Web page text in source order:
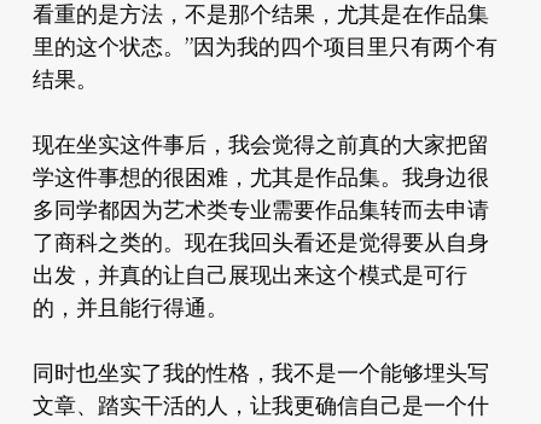
看重的是方法，不是那个结果，尤其是在作品集
里的这个状态。”因为我的四个项目里只有两个有
结果。
现在坐实这件事后，我会觉得之前真的大家把留
学这件事想的很困难，尤其是作品集。我身边很
多同学都因为艺术类专业需要作品集转而去申请
了商科之类的。现在我回头看还是觉得要从自身
出发，并真的让自己展现出来这个模式是可行
的，并且能行得通。
同时也坐实了我的性格，我不是一个能够埋头写
文章、踏实干活的人，让我更确信自己是一个什